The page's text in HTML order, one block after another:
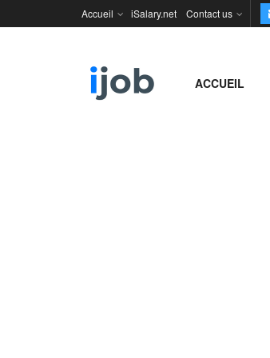
Accueil iSalary.net Contact us
ACCUEIL